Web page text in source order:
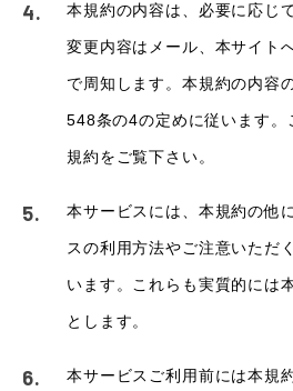
本規約の内容は、必要に応じ
変更内容はメール、本サイト
で周知します。本規約の内容
548条の4の定めに従います。
規約をご覧下さい。
本サービスには、本規約の他
スの利用方法やご注意いただ
います。これらも実質的には
とします。
本サービスご利用前には本規